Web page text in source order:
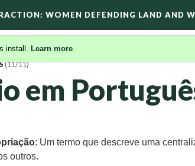
WOMEN DEFENDING LAND AND
install. Learn more.
(11/11)
em
: Um termo que descreve uma
outros.